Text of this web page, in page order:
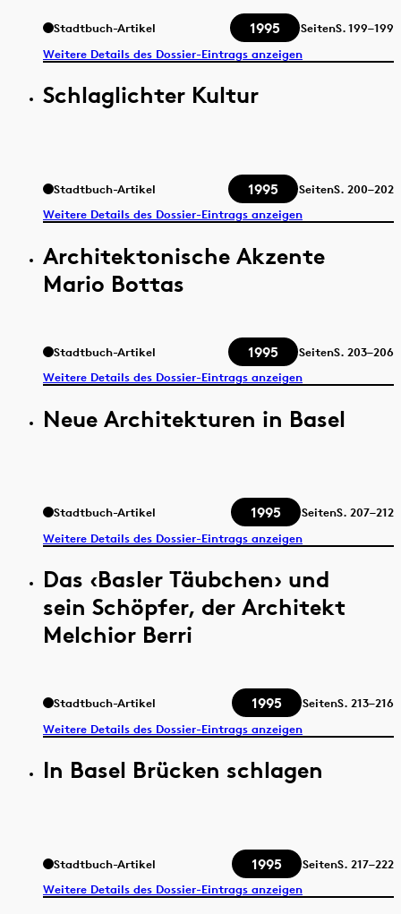
Stadtbuch-Artikel 1995 SeitenS.199–199
Weitere Details des Dossier-Eintrags anzeigen
Schlaglichter Kultur
Stadtbuch-Artikel 1995 SeitenS. 200–202
Weitere Details des Dossier-Eintrags anzeigen
Architektonische Akzente
Mario Bottas
Stadtbuch-Artikel 1995 SeitenS. 203–206
Weitere Details des Dossier-Eintrags anzeigen
Neue Architekturen in Basel
Stadtbuch-Artikel 1995 SeitenS. 207–212
Weitere Details des Dossier-Eintrags anzeigen
Das ‹Basler Täubchen› und
sein Schöpfer, der Architekt
Melchior Berri
Stadtbuch-Artikel 1995 SeitenS. 213–216
Weitere Details des Dossier-Eintrags anzeigen
In Basel Brücken schlagen
Stadtbuch-Artikel 1995 SeitenS. 217–222
Weitere Details des Dossier-Eintrags anzeigen